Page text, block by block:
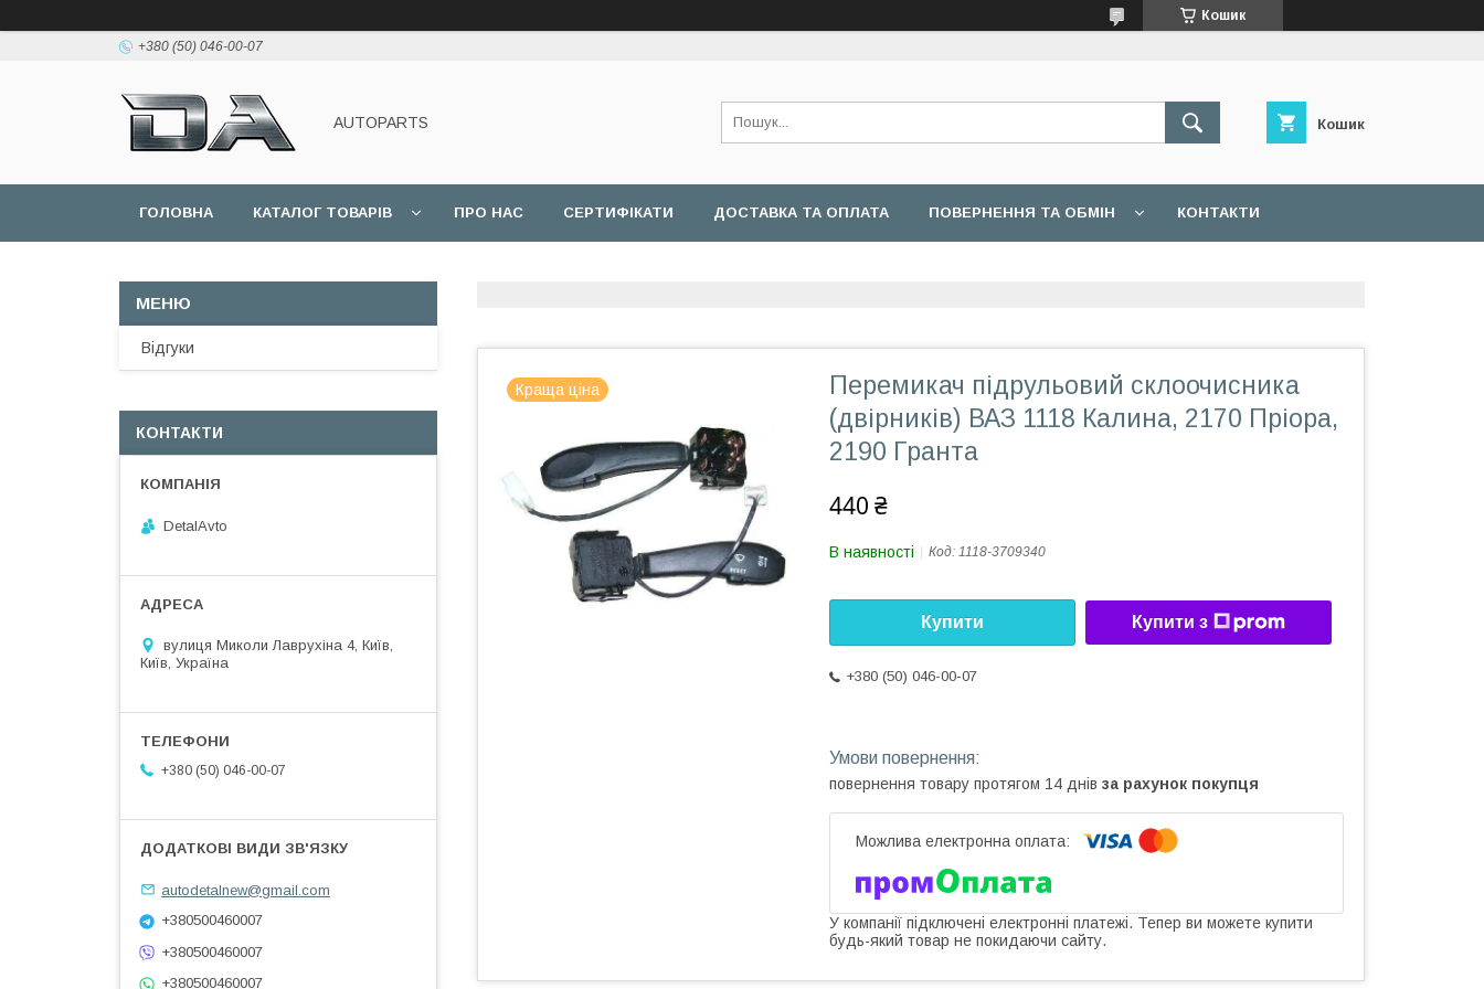
Кошик
+380 (50) 046-00-07
AUTOPARTS Кошик
ГОЛОВНА КАТАЛОГ ТОВАРІВ ПРО НАС СЕРТИФІКАТИ ДОСТАВКА ТА ОПЛАТА ПОВЕРНЕННЯ ТА ОБМІН КОНТАКТИ
Краща ціна
Перемикач підрульовий склоочисника
(двірників) ВАЗ 1118 Калина, 2170 Пріора,
2190 Гранта
440 ₴
В наявності Код: 1118-3709340
Купити Купити з
+380 (50) 046-00-07
повернення товару протягом 14 днів за рахунок покупця
У компанії підключені електронні платежі. Тепер ви можете купити
будь-який товар не покидаючи сайту.
Відгуки
КОНТАКТИ
DetalAvto
вулиця Миколи Лаврухіна 4, Київ,
Київ, Україна
+380 (50) 046-00-07
autodetalnew@gmail.com
+380500460007
+380500460007
+380500460007